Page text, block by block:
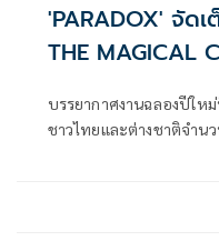
'PARADOX' จัดเ
THE MAGICAL
CELEBRATION
บรรยากาศงานฉลองปีให
ชาวไทยและต่างชาติจำน